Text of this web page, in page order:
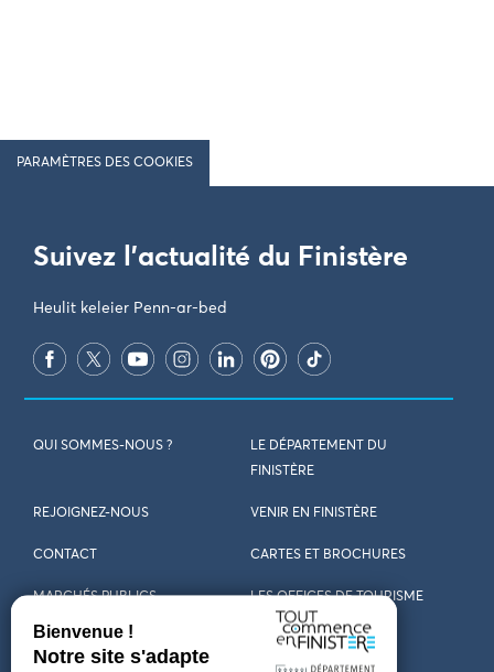
PARAMÈTRES DES COOKIES
Suivez l'actualité du Finistère
Heulit keleier Penn-ar-bed
QUI SOMMES-NOUS ?
LE DÉPARTEMENT DU
FINISTÈRE
REJOIGNEZ-NOUS VENIR EN FINISTÈRE
CONTACT CARTES ET BROCHURES
MARCHÉS PUBLICS LES OFFICES DE TOURISME
MENTIONS LÉGALES PRESSE